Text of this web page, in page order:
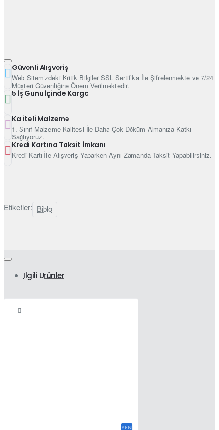
Güvenli Alışveriş
Web Sitemizdeki Kritik Bilgiler SSL Sertifika İle Şifrelenmekte ve 7/24
Müşteri Güvenliğine Önem Verilmektedir.
5 İş Günü İçinde Kargo
Kaliteli Malzeme
1. Sınıf Malzeme Kalitesi İle Daha Çok Döküm Almanıza Katkı
Sağlıyoruz.
Kredi Kartına Taksit İmkanı
Kredi Kartı İle Alışveriş Yaparken Aynı Zamanda Taksit Yapabilirsiniz.
Etiketler: Biblo
İlgili Ürünler
YENI